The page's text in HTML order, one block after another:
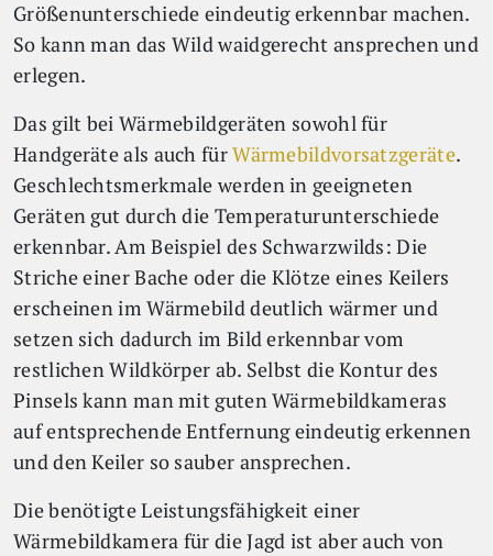
Größenunterschiede eindeutig erkennbar machen.
So kann man das Wild waidgerecht ansprechen und
erlegen.
Das gilt bei Wärmebildgeräten sowohl für
Handgeräte als auch fürWärmebildvorsatzgeräte.
Geschlechtsmerkmale werden in geeigneten
Geräten gut durch die Temperaturunterschiede
erkennbar. Am Beispiel des Schwarzwilds: Die
Striche einer Bache oder die Klötze eines Keilers
erscheinen im Wärmebild deutlich wärmer und
setzen sich dadurch im Bild erkennbar vom
restlichen Wildkörper ab. Selbst die Kontur des
Pinsels kann man mit guten Wärmebildkameras
auf entsprechende Entfernung eindeutig erkennen
und den Keiler so sauber ansprechen.
Die benötigte Leistungsfähigkeit einer
Wärmebildkamera für die Jagd ist aber auch von